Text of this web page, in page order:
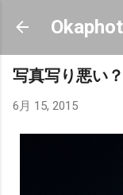
スキッ
写真写り悪い？
6月 15, 2015